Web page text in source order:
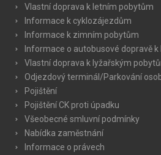
Vlastní doprava k letním pobytům
Informace k cyklozájezdům
Informace k zimním pobytům
Informace o autobusové dopravě
Vlastní doprava k lyžařským
Odjezdový terminál/Parkování
Pojištění
Pojištění CK proti úpadku
Všeobecné smluvní podmínky
Nabídka zaměstnání
Informace o právech